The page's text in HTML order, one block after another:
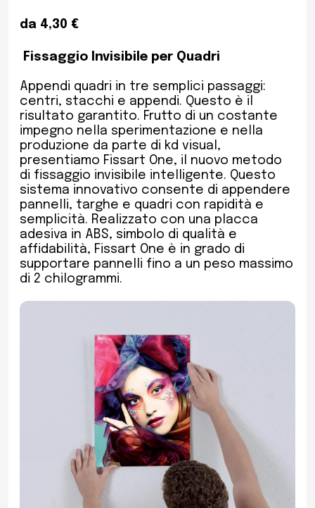
da 4,30 €
Fissaggio Invisibile per Quadri
Appendi quadri in tre semplici passaggi:
centri, stacchi e appendi. Questo è il
risultato garantito. Frutto di un costante
impegno nella sperimentazione e nella
produzione da parte di kd visual,
presentiamo Fissart One, il nuovo metodo
di fissaggio invisibile intelligente. Questo
sistema innovativo consente di appendere
pannelli, targhe e quadri con rapidità e
semplicità. Realizzato con una placca
adesiva in ABS, simbolo di qualità e
affidabilità, Fissart One è in grado di
supportare pannelli fino a un peso massimo
di 2 chilogrammi.